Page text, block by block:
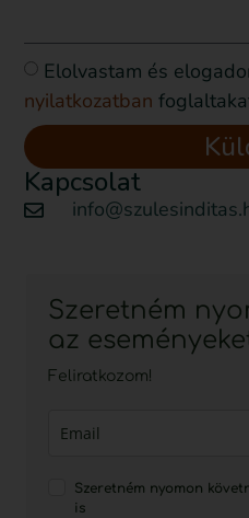
Elolvastam és
nyilatkozatban
Kapcsolat
Szeretném
az
Feliratkozom!
Szeretném nyomon
is